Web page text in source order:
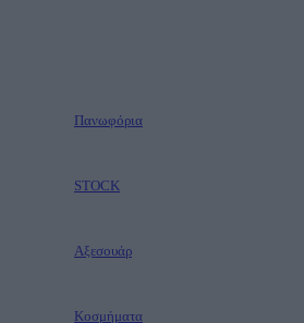
Πανωφόρια
STOCK
Aξεσουάρ
Κοσμήματα